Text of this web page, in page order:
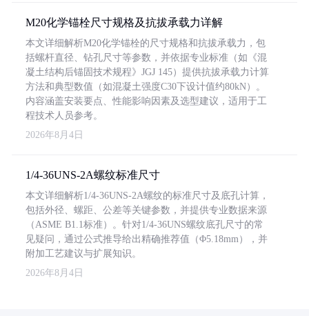
M20化学锚栓尺寸规格及抗拔承载力详解
本文详细解析M20化学锚栓的尺寸规格和抗拔承载力，包
括螺杆直径、钻孔尺寸等参数，并依据专业标准（如《混
凝土结构后锚固技术规程》JGJ 145）提供抗拔承载力计算
方法和典型数值（如混凝土强度C30下设计值约80kN）。
内容涵盖安装要点、性能影响因素及选型建议，适用于工
程技术人员参考。
2026年8月4日
1/4-36UNS-2A螺纹标准尺寸
本文详细解析1/4-36UNS-2A螺纹的标准尺寸及底孔计算，
包括外径、螺距、公差等关键参数，并提供专业数据来源
（ASME B1.1标准）。针对1/4-36UNS螺纹底孔尺寸的常
见疑问，通过公式推导给出精确推荐值（Φ5.18mm），并
附加工艺建议与扩展知识。
2026年8月4日